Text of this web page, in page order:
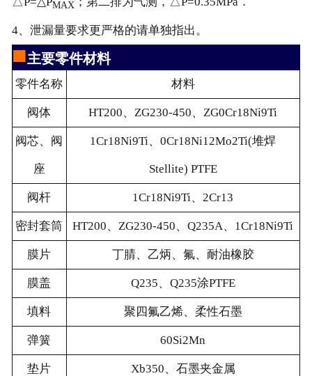
MAX
4、泄漏量要求更严格的请单独指出。
■主要零件材料
零件名称 材料
阀体 HT200、ZG230-450、ZG0Cr18Ni9Ti
阀芯、阀
座
1Cr18Ni9Ti、0Cr18Ni12Mo2Ti(堆焊
Stellite) PTFE
阀杆 1Cr18Ni9Ti、2Cr13
密封套筒 HT200、ZG230-450、Q235A、1Cr18Ni9Ti
膜片 丁腈、乙炳、氟、耐油橡胶
膜盖 Q235、Q235涂PTFE
填料 聚四氟乙烯、柔性石墨
弹簧 60Si2Mn
垫片 Xb350、石墨夹金属